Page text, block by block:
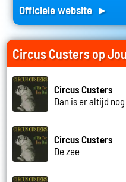
Officiele website ►
Circus Custers op
Circus Custers
Dan is er altijd
Circus Custers
De zee